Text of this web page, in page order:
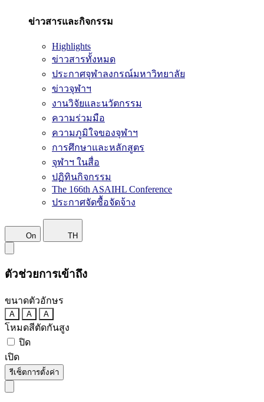
ข่าวสารและกิจกรรม
Highlights
ข่าวสารทั้งหมด
ประกาศจุฬาลงกรณ์มหาวิทยาลัย
ข่าวจุฬาฯ
งานวิจัยและนวัตกรรม
ความร่วมมือ
ความภูมิใจของจุฬาฯ
การศึกษาและหลักสูตร
จุฬาฯ ในสื่อ
ปฏิทินกิจกรรม
The 166th ASAIHL Conference
ประกาศจัดซื้อจัดจ้าง
On TH
ตัวช่วยการเข้าถึง
ขนาดตัวอักษร
A A A
โหมดสีตัดกันสูง
ปิด
เปิด
รีเซ็ตการตั้งค่า